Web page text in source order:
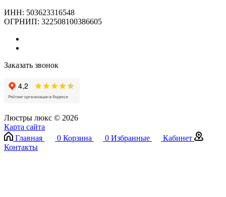
ИНН: 503623316548
ОГРНИП: 322508100386605
Заказать звонок
Люстры люкс © 2026
Карта сайта
Главная
0 Корзина 0 Избранные
Кабинет
Контакты